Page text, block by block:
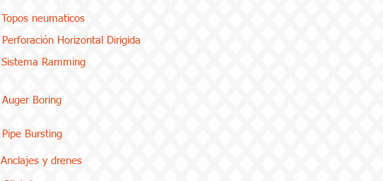
Topos neumaticos
Perforación Horizontal Dirigida
Sistema Ramming
Auger Boring
Pipe Bursting
Anclajes y drenes